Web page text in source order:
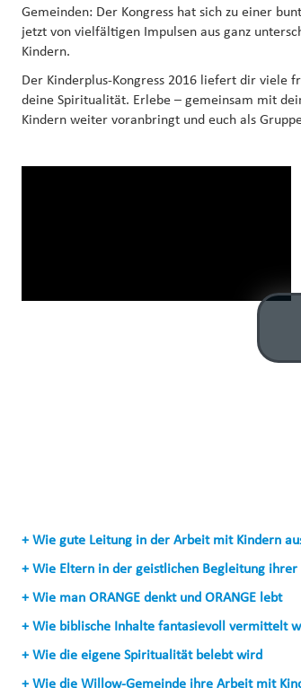
Gemeinden: Der Kongress hat sich zu einer
jetzt von vielfältigen Impulsen aus ganz
Kindern.
Der Kinderplus-Kongress 2016 liefert dir viele
deine Spiritualität. Erlebe – gemeinsam mit
Kindern weiter voranbringt und euch als
+ Wie gute Leitung in der Arbeit mit Kindern
+ Wie Eltern in der geistlichen Begleitung
+ Wie man ORANGE denkt und ORANGE lebt
+ Wie biblische Inhalte fantasievoll vermittelt
+ Wie die eigene Spiritualität belebt wird
+ Wie die Willow-Gemeinde ihre Arbeit mit